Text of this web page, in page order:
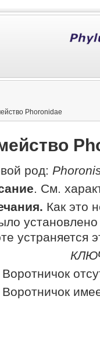
Phoronidae
род:
. См.
Как это
устраняется
Воротничок